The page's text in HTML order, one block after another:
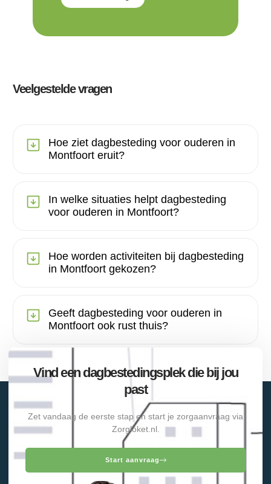
Veelgestelde vragen
Hoe ziet dagbesteding voor ouderen in
Montfoort eruit?
In welke situaties helpt dagbesteding
voor ouderen in Montfoort?
Hoe worden activiteiten bij dagbesteding
in Montfoort gekozen?
Geeft dagbesteding voor ouderen in
Montfoort ook rust thuis?
Vind een dagbestedingsplek die bij jou
past
Zet vandaag de eerste stap en start je zorgaanvraag via
Zorgloket.nl.
Start aanvraag